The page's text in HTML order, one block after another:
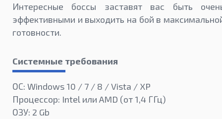
Интересные боссы заставят вас быть
эффективными и выходить на бой в
готовности.
Системные требования
ОС: Windows 10 / 7 / 8 / Vista / XP
Процессор: Intel или AMD (от 1,4 ГГц)
ОЗУ: 2 Gb